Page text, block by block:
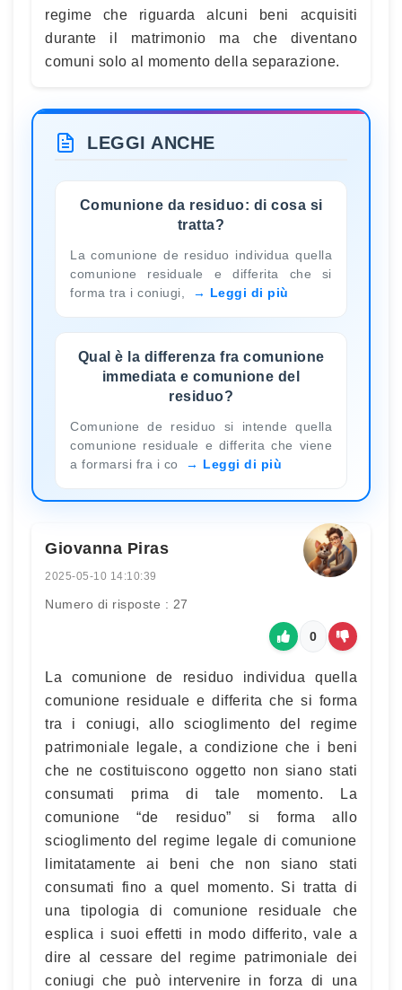
regime che riguarda alcuni beni acquisiti
durante il matrimonio ma che diventano
comuni solo al momento della separazione.
LEGGI ANCHE
Comunione da residuo: di cosa si
tratta?
La comunione de residuo individua quella
comunione residuale e differita che si
forma tra i coniugi,
Leggi di più
Qual è la differenza fra comunione
immediata e comunione del
residuo?
Comunione de residuo si intende quella
comunione residuale e differita che viene
a formarsi fra i co
Leggi di più
Giovanna Piras
2025-05-10 14:10:39
Numero di risposte : 27
0
La comunione de residuo individua quella
comunione residuale e differita che si forma
tra i coniugi, allo scioglimento del regime
patrimoniale legale, a condizione che i beni
che ne costituiscono oggetto non siano stati
consumati prima di tale momento. La
comunione “de residuo” si forma allo
scioglimento del regime legale di comunione
limitatamente ai beni che non siano stati
consumati fino a quel momento. Si tratta di
una tipologia di comunione residuale che
esplica i suoi effetti in modo differito, vale a
dire al cessare del regime patrimoniale dei
coniugi che può intervenire in forza di una